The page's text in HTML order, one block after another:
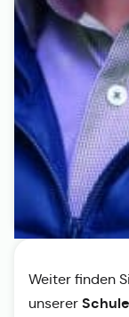
Weiter finden
unserer